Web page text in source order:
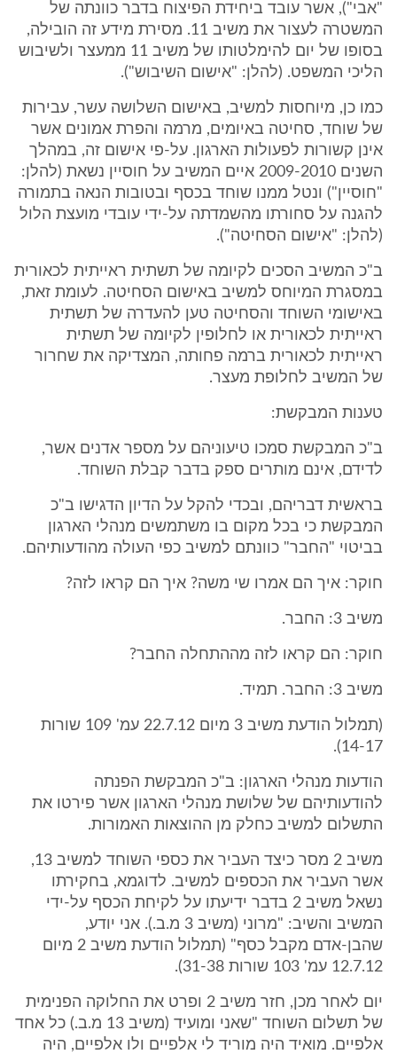
"אבי"), אשר עובד ביחידת הפיצוח בדבר כוונתה של
המשטרה לעצור את משיב 11. מסירת מידע זה הובילה,
בסופו של יום להימלטותו של משיב 11 ממעצר ולשיבוש
הליכי המשפט. (להלן: "אישום השיבוש").
כמו כן, מיוחסות למשיב, באישום השלושה עשר, עבירות
של שוחד, סחיטה באיומים, מרמה והפרת אמונים אשר
אינן קשורות לפעולות הארגון. על-פי אישום זה, במהלך
השנים 2009-2010 איים המשיב על חוסיין נשאת (להלן:
"חוסיין") ונטל ממנו שוחד בכסף ובטובות הנאה בתמורה
להגנה על סחורתו מהשמדתה על-ידי עובדי מועצת הלול
(להלן: "אישום הסחיטה").
ב"כ המשיב הסכים לקיומה של תשתית ראייתית לכאורית
במסגרת המיוחס למשיב באישום הסחיטה. לעומת זאת,
באישומי השוחד והסחיטה טען להעדרה של תשתית
ראייתית לכאורית או לחלופין לקיומה של תשתית
ראייתית לכאורית ברמה פחותה, המצדיקה את שחרור
של המשיב לחלופת מעצר.
טענות המבקשת:
ב"כ המבקשת סמכו טיעוניהם על מספר אדנים אשר,
לדידם, אינם מותרים ספק בדבר קבלת השוחד.
בראשית דבריהם, ובכדי להקל על הדיון הדגישו ב"כ
המבקשת כי בכל מקום בו משתמשים מנהלי הארגון
בביטוי "החבר" כוונתם למשיב כפי העולה מהודעותיהם.
חוקר: איך הם אמרו שי משה? איך הם קראו לזה?
משיב 3: החבר.
חוקר: הם קראו לזה מההתחלה החבר?
משיב 3: החבר. תמיד.
(תמלול הודעת משיב 3 מיום 22.7.12 עמ' 109 שורות
14-17).
הודעות מנהלי הארגון: ב"כ המבקשת הפנתה
להודעותיהם של שלושת מנהלי הארגון אשר פירטו את
התשלום למשיב כחלק מן ההוצאות האמורות.
משיב 2 מסר כיצד העביר את כספי השוחד למשיב 13,
אשר העביר את הכספים למשיב. לדוגמא, בחקירתו
נשאל משיב 2 בדבר ידיעתו על לקיחת הכסף על-ידי
המשיב והשיב: "מרוני (משיב 3 מ.ב.). אני יודע,
שהבן-אדם מקבל כסף" (תמלול הודעת משיב 2 מיום
12.7.12 עמ' 103 שורות 31-38).
יום לאחר מכן, חזר משיב 2 ופרט את החלוקה הפנימית
של תשלום השוחד "שאני ומועיד (משיב 13 מ.ב.) כל אחד
אלפיים. מואיד היה מוריד לי אלפיים ולו אלפיים, היה